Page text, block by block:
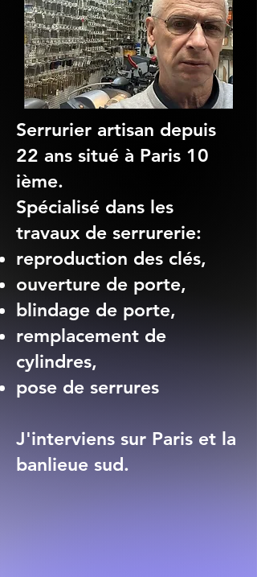
Serrurier artisan depuis
22 ans situé à Paris 10
ième.
Spécialisé dans les
travaux de serrurerie:
reproduction des clés,
ouverture de porte,
blindage de porte,
remplacement de
cylindres,
pose de serrures
J'interviens sur Paris et la
banlieue sud.